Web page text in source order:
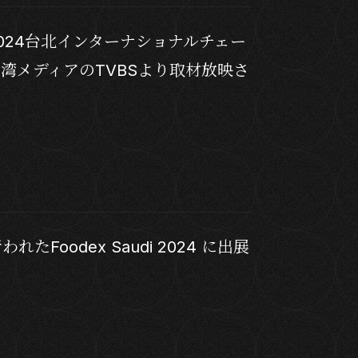
台北インターナショナルチェー
メディアのTVBSより取材放映さ
れたFoodex Saudi 2024 に出展